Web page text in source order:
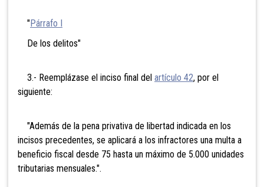
"Párrafo I
De los delitos"
3.- Reemplázase el inciso final del artículo 42, por el
siguiente:
"Además de la pena privativa de libertad indicada en los
incisos precedentes, se aplicará a los infractores una multa a
beneficio fiscal desde 75 hasta un máximo de 5.000 unidades
tributarias mensuales.".